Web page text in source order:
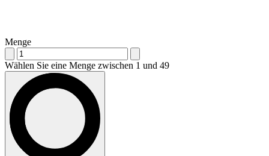
Menge
Wählen Sie eine Menge zwischen 1 und 49